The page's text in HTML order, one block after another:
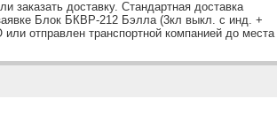
заказать доставку. Стандартная доставка
Блок БКВР-212 Бэлла (3кл выкл. с инд. +
отправлен транспортной компанией до места